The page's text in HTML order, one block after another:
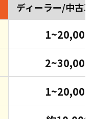
ディーラー/中古